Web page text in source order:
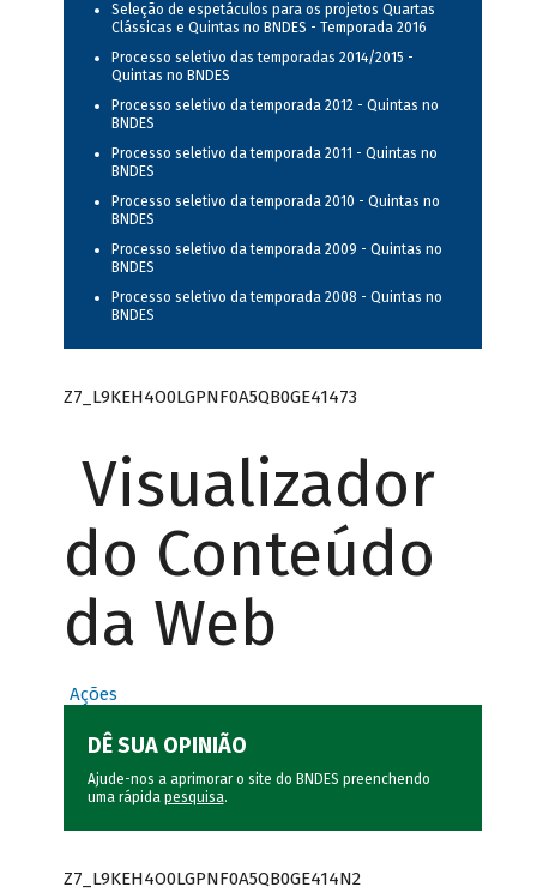
Seleção de espetáculos para os projetos Quartas
Clássicas e Quintas no BNDES - Temporada 2016
Processo seletivo das temporadas 2014/2015 -
Quintas no BNDES
Processo seletivo da temporada 2012 - Quintas no
BNDES
Processo seletivo da temporada 2011 - Quintas no
BNDES
Processo seletivo da temporada 2010 - Quintas no
BNDES
Processo seletivo da temporada 2009 - Quintas no
BNDES
Processo seletivo da temporada 2008 - Quintas no
BNDES
Z7_L9KEH4O0LGPNF0A5QB0GE41473
Visualizador
do Conteúdo
da Web
Ações
DÊ SUA OPINIÃO
Ajude-nos a aprimorar o site do BNDES preenchendo
uma rápida pesquisa.
Z7_L9KEH4O0LGPNF0A5QB0GE414N2